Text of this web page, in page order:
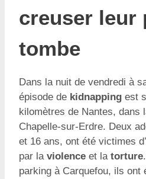
creuser leur
tombe
Dans la nuit de vendredi à
épisode de kidnapping est
kilomètres de Nantes, dans
Chapelle-sur-Erdre. Deux
et 16 ans, ont été victimes
par la violence et la torture
parking à Carquefou, ils ont